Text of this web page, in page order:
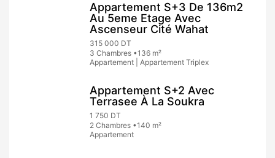
Appartement S+3 De 136m2
Au 5eme Etage Avec
Ascenseur Cité Wahat
315 000 DT
3 Chambres •136 m²
Appartement | Appartement Triplex
Appartement S+2 Avec
Terrasee À La Soukra
1 750 DT
2 Chambres •140 m²
Appartement